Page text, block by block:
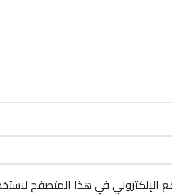
الإلكتروني في هذا المتصفح